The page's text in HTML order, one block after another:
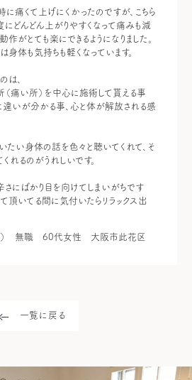
痛くて上げにくかったのですが、こちら
どんどん上がりやすくなって痛みも減
作がとても楽にできるようになりました。
身体も気持ちも軽くなっています。
は、
（痛い所）を中心に施術して貰える事
違いが分かる事、心と体が解放される感
たい身体の話を色々と聴いてくれて、そ
れるのがうれしいです。
にばかり目を向けてしまいがちです
頂いてる間に気付いたらリラックス出
無職 60代女性 大阪市此花区
一覧に戻る